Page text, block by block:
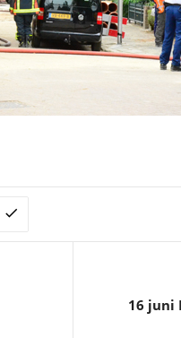
16 juni